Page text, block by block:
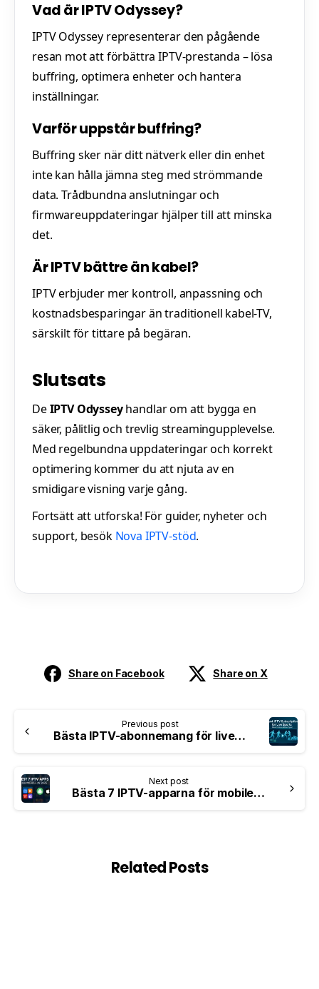
Vad är IPTV Odyssey?
IPTV Odyssey representerar den pågående
resan mot att förbättra IPTV-prestanda – lösa
buffring, optimera enheter och hantera
inställningar.
Varför uppstår buffring?
Buffring sker när ditt nätverk eller din enhet
inte kan hålla jämna steg med strömmande
data. Trådbundna anslutningar och
firmwareuppdateringar hjälper till att minska
det.
Är IPTV bättre än kabel?
IPTV erbjuder mer kontroll, anpassning och
kostnadsbesparingar än traditionell kabel-TV,
särskilt för tittare på begäran.
Slutsats
DeIPTV Odysseyhandlar om att bygga en
säker, pålitlig och trevlig streamingupplevelse.
Med regelbundna uppdateringar och korrekt
optimering kommer du att njuta av en
smidigare visning varje gång.
Fortsätt att utforska! För guider, nyheter och
support, besök Nova IPTV-stöd.
Share on Facebook Share on X
Previous post
Bästa IPTV-abonnemang för livesport: Missa aldrig en match igen
Next post
Bästa 7 IPTV-apparna för mobilen år 2025: Smidig streaming på Android och iOS
Related Posts